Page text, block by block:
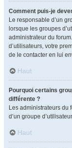
Comment puis-je
Le responsable d’un
lorsque les groupes
administrateur du
d’utilisateurs, votre
de le contacter en lui
Haut
Pourquoi certains
différente ?
Les administrateurs du
d’un groupe
Haut